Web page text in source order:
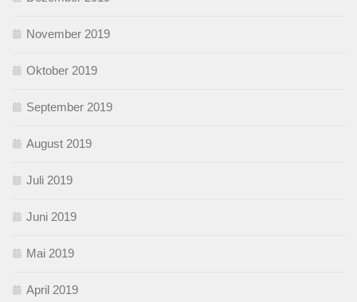
November 2019
Oktober 2019
September 2019
August 2019
Juli 2019
Juni 2019
Mai 2019
April 2019